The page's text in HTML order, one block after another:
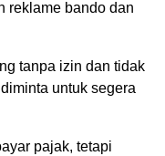
reklame bando dan
tanpa izin dan tidak
untuk segera
pajak, tetapi